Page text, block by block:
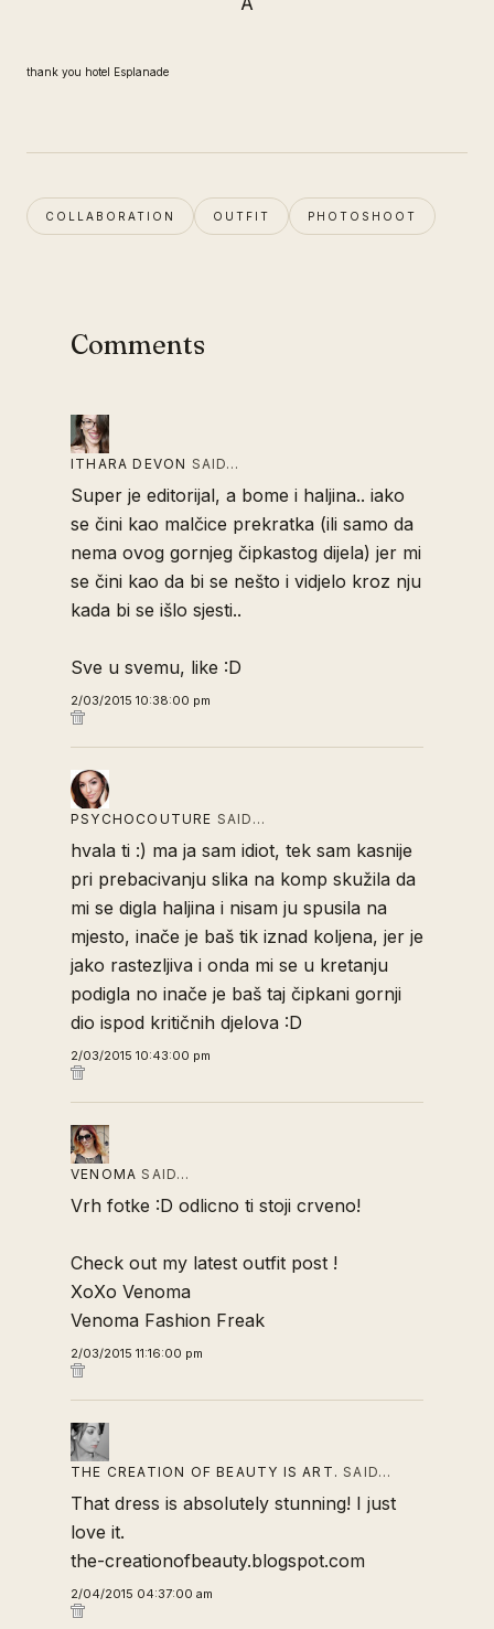
thank you hotel Esplanade
COLLABORATION OUTFIT PHOTOSHOOT
Comments
ITHARA DEVON SAID…
Super je editorijal, a bome i haljina.. iako
se čini kao malčice prekratka (ili samo da
nema ovog gornjeg čipkastog dijela) jer mi
se čini kao da bi se nešto i vidjelo kroz nju
kada bi se išlo sjesti..
Sve u svemu, like :D
2/03/2015 10:38:00 pm
PSYCHOCOUTURE SAID…
hvala ti :) ma ja sam idiot, tek sam kasnije
pri prebacivanju slika na komp skužila da
mi se digla haljina i nisam ju spusila na
mjesto, inače je baš tik iznad koljena, jer je
jako rastezljiva i onda mi se u kretanju
podigla no inače je baš taj čipkani gornji
dio ispod kritičnih djelova :D
2/03/2015 10:43:00 pm
VENOMA SAID…
Vrh fotke :D odlicno ti stoji crveno!
Check out my latest outfit post !
XoXo Venoma
Venoma Fashion Freak
2/03/2015 11:16:00 pm
THE CREATION OF BEAUTY IS ART. SAID…
That dress is absolutely stunning! I just
love it.
the-creationofbeauty.blogspot.com
2/04/2015 04:37:00 am